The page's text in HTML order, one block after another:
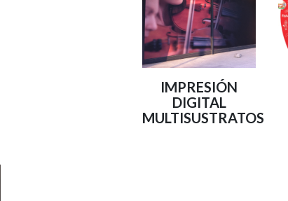
IMPRESIÓN
DIGITAL
MULTISUSTRATOS